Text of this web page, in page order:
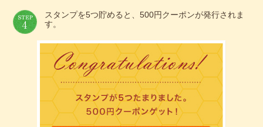
スタンプを5つ貯めると、500円クーポンが発行されま
す。